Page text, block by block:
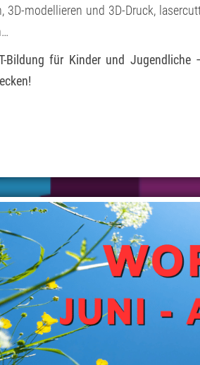
3D-modellieren und 3D-Druck,
Bildung für Kinder und